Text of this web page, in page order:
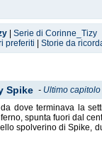
|Serie di Corinne_Tizy
preferiti |Storie da
Spike - Ultimo capitolo
dove terminava la
spunta fuori dal
spolverino di Spike,